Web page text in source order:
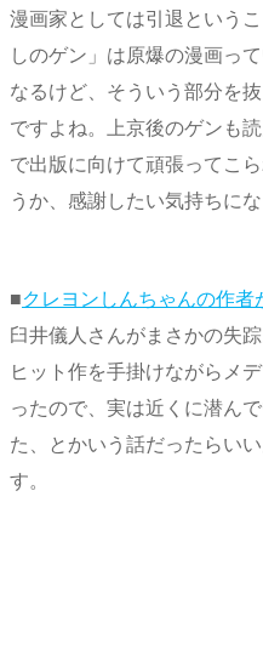
漫画家としては引退という
しのゲン」は原爆の漫画っ
なるけど、そういう部分を
ですよね。上京後のゲンも
で出版に向けて頑張ってこ
うか、感謝したい気持ちにな
■クレヨンしんちゃんの作者
臼井儀人さんがまさかの失
ヒット作を手掛けながらメ
ったので、実は近くに潜ん
た、とかいう話だったらい
す。